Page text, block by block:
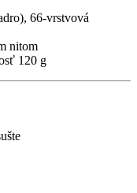
66-vrstvová
nitom
120 g